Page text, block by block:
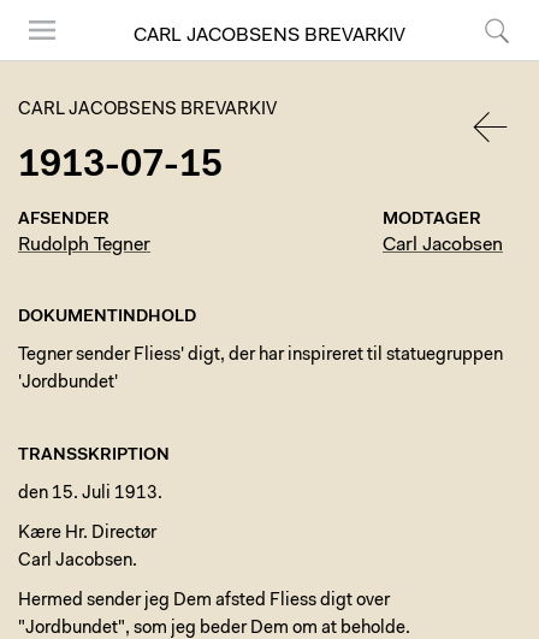
CARL JACOBSENS BREVARKIV
CARL JACOBSENS BREVARKIV
1913-07-15
AFSENDER
Rudolph Tegner
MODTAGER
Carl Jacobsen
DOKUMENTINDHOLD
Tegner sender Fliess' digt, der har inspireret til statuegruppen
'Jordbundet'
TRANSSKRIPTION
den 15. Juli 1913.
Kære Hr. Directør
Carl Jacobsen.
Hermed sender jeg Dem afsted Fliess digt over
"Jordbundet", som jeg beder Dem om at beholde.